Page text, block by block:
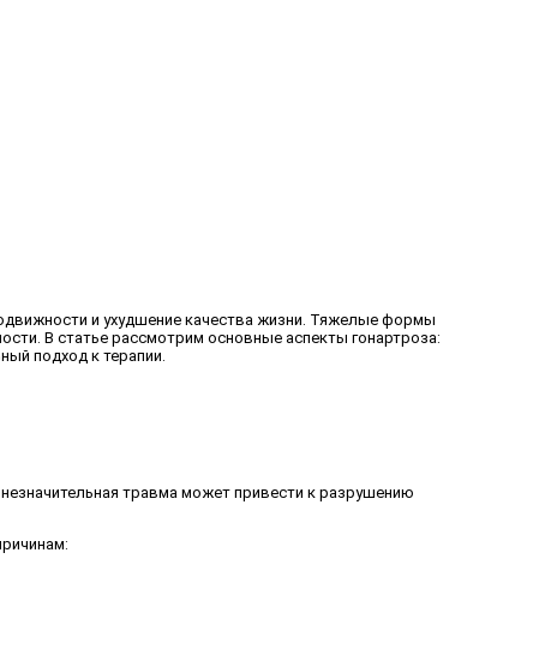
и ухудшение качества жизни. Тяжелые формы
В статье рассмотрим основные аспекты гонартроза:
подход к терапии.
травма может привести к разрушению